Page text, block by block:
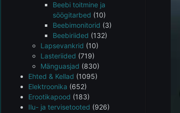
Beebi toitmine ja
söögitarbed (10)
Beebimonitorid (3)
Beebiriided (132)
Lapsevankrid (10)
Lasteriided (719)
Mänguasjad (830)
Ehted & Kellad (1095)
Elektroonika (652)
Erootikapood (183)
Ilu- ja tervisetooted (926)